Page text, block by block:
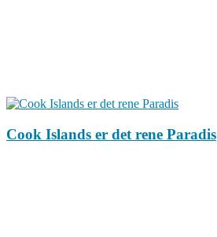
Cook Islands er det rene Paradis